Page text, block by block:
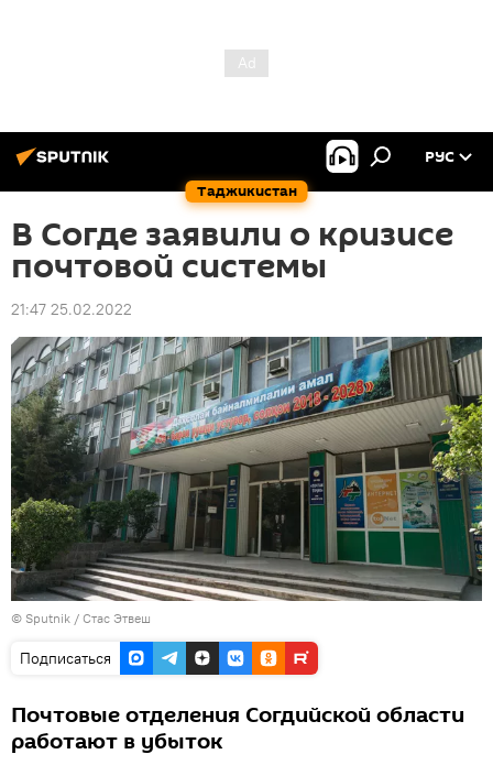
Таджикистан
РУС
В Согде заявили о кризисе
почтовой системы
21:47 25.02.2022
© Sputnik / Стас Этвеш
Подписаться
Почтовые отделения Согдийской области
работают в убыток